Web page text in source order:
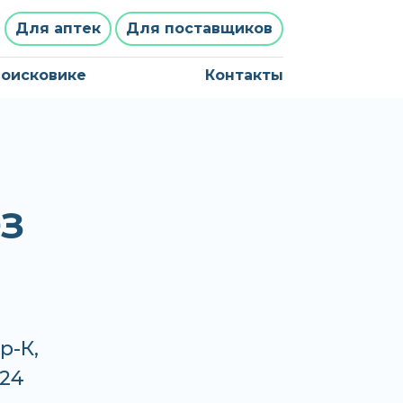
Для аптек Для поставщиков
Контакты
К,